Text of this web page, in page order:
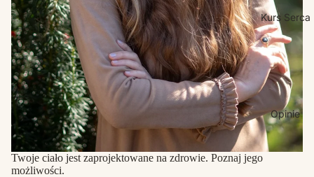
Kurs Serca
Opinie
Twoje ciało jest zaprojektowane na zdrowie. Poznaj jego
możliwości.